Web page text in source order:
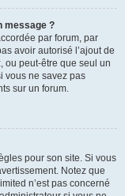
message ?
par forum, par
avoir autorisé l’ajout de
ou peut-être que seul un
vous ne savez pas
sur un forum.
pour son site. Si vous
Notez que
n’est pas concerné